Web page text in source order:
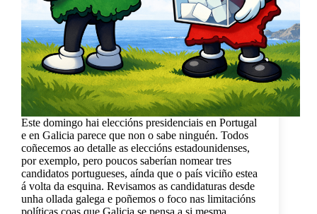
Este domingo hai eleccións presidenciais en Portugal
e en Galicia parece que non o sabe ninguén. Todos
coñecemos ao detalle as eleccións estadounidenses,
por exemplo, pero poucos saberían nomear tres
candidatos portugueses, aínda que o país viciño estea
á volta da esquina. Revisamos as candidaturas desde
unha ollada galega e poñemos o foco nas limitacións